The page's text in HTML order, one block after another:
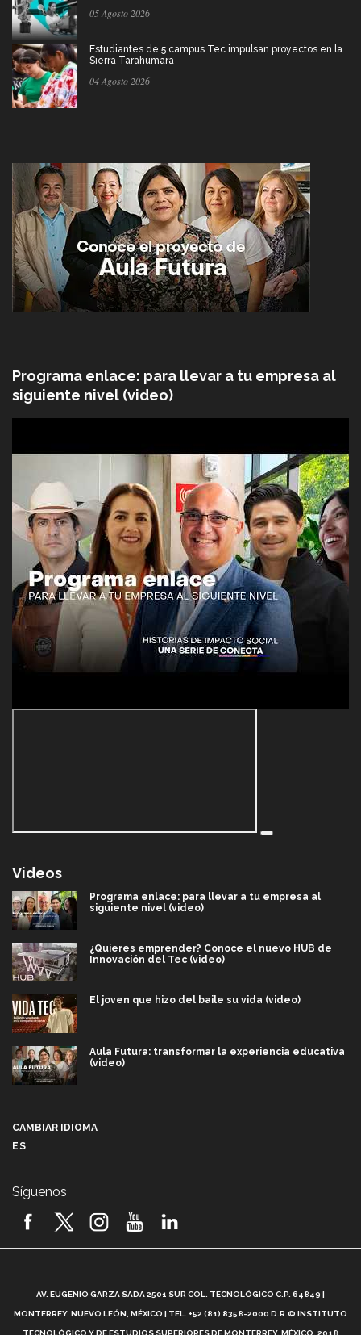
05 Agosto 2026
Estudiantes de 5 campus Tec impulsan proyectos en la
Sierra Tarahumara
04 Agosto 2026
Programa enlace: para llevar a tu empresa al
siguiente nivel (video)
Videos
Programa enlace: para llevar a tu empresa al
siguiente nivel (video)
¿Quieres emprender? Conoce el nuevo HUB de
Innovación del Tec (video)
El joven que hizo del baile su vida (video)
Aula Futura: transformar la experiencia educativa
(video)
2026! (video)
¿Cómo es el Modelo Educativo Tec? (video)
CAMBIAR IDIOMA
ES
Síguenos
AV. EUGENIO GARZA SADA 2501 SUR COL. TECNOLÓGICO C.P. 64849 |
MONTERREY, NUEVO LEÓN, MÉXICO | TEL. +52 (81) 8358-2000 D.R.© INSTITUTO
TECNOLÓGICO Y DE ESTUDIOS SUPERIORES DE MONTERREY, MÉXICO. 2018